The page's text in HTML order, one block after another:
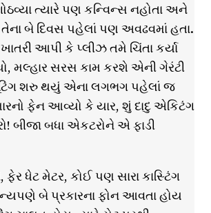
ત્યારે પણ કન્વિન્સ નહોતા અને
બે દિવસ પહેલાં પણ અવઢવમાં હતા.
આપી કે પ્લીઝ તમે ચિંતા કર્યા
મલ્હાર સરસ કામ કરશે એની ગેરંટી
શરુ થયું એના લગભગ પહેલાં જ
ફેન આવ્યો કે યાર, શું દાદુ એકિટંગ
બીજા બધા એકટરોને એ ફાડી
ધેટ મેટર, કોઈ પણ સારા કાસ્ટિંગ
બે પ્રકારના ફોન આવતા હોય